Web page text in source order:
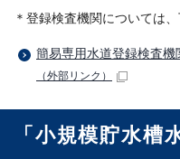
＊登録検査機関については
簡易専用水道登録検査機
（外部リンク）
「小規模貯水槽